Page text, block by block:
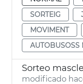
SORTEIG
MOVIMENT
AUTOBUSOSS
Sorteo
modificado